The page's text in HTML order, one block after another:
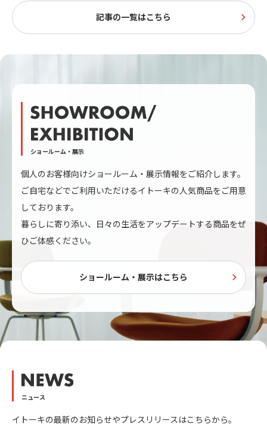
記事の一覧はこちら
ショールーム・展示
個人のお客様向けショールーム・展示情報をご紹介します。
ご自宅などでご利用いただけるイトーキの人気商品をご用意
しております。
暮らしに寄り添い、日々の生活をアップデートする商品をぜ
ひご体感ください。
ショールーム・展示はこちら
ニュース
イトーキの最新のお知らせやプレスリリースはこちらから。